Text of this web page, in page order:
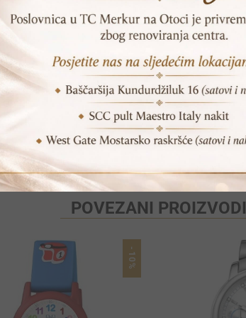
Vrijeme dostave: 1-2 dana
Pošalji prijatelju
POVEZANI PROIZVODI
-10%